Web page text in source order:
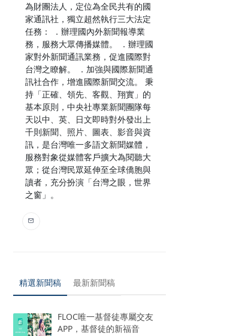
為財團法人，定位為全民共有的國
家通訊社，獨立超然執行三大法定
任務： ．辦理國內外新聞報導業
務，服務大眾傳播媒體。 ．辦理國
家對外新聞通訊業務，促進國際對
台灣之瞭解。 ．加強與國際新聞通
訊社合作，增進國際新聞交流。 秉
持「正確、領先、客觀、翔實」的
基本原則，中央社專業新聞團隊每
天以中、英、日文即時對外發出上
千則新聞、照片、圖表、影音與資
訊，是台灣唯一多語文新聞媒體，
服務對象從媒體客戶擴大為閱聽大
眾；從台灣民眾延伸至全球僑胞與
讀者，充分扮演「台灣之眼，世界
之窗」。
精選新聞稿 最新新聞稿
FLOC唯一基督徒專屬交友
APP，基督徒的新福音